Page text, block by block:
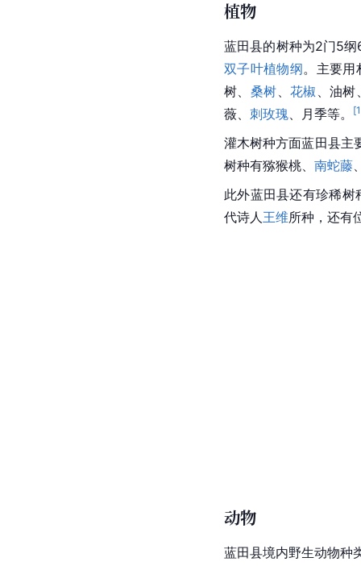
植物
蓝田县的树种为2门5
双子叶植物纲。主要用
树、 桑树 花椒 、油树
薇、 刺玫瑰 、月季等。 [
灌木树种方面蓝田县主
树种有猕猴桃、 南蛇藤
此外蓝田县还有珍稀树
代诗人 王维所种，还有
动物
蓝田县境内野生动物种